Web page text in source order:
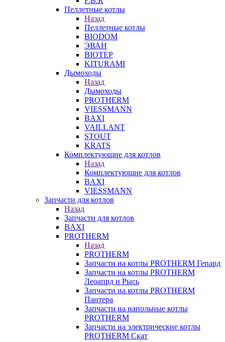
Пеллетные котлы
Назад
Пеллетные котлы
BIODOM
ЭВАН
BIOTEP
KITURAMI
Дымоходы
Назад
Дымоходы
PROTHERM
VIESSMANN
BAXI
VAILLANT
STOUT
KRATS
Комплектующие для котлов
Назад
Комплектующие для котлов
BAXI
VIESSMANN
Запчасти для котлов
Назад
Запчасти для котлов
BAXI
PROTHERM
Назад
PROTHERM
Запчасти на котлы PROTHERM Гепард
Запчасти на котлы PROTHERM
Леоапрд и Рысь
Запчасти на котлы PROTHERM
Пантера
Запчасти на напольные котлы
PROTHERM
Запчасти на электрические котлы
PROTHERM Скат